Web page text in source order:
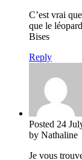
C’est vrai
que le
Bises
Reply
Posted 24
by Nathaline
Je vous